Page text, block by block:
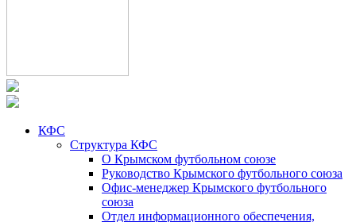
КФС
Структура КФС
О Крымском футбольном союзе
Руководство Крымского футбольного союза
Офис-менеджер Крымского футбольного
союза
Отдел информационного обеспечения,